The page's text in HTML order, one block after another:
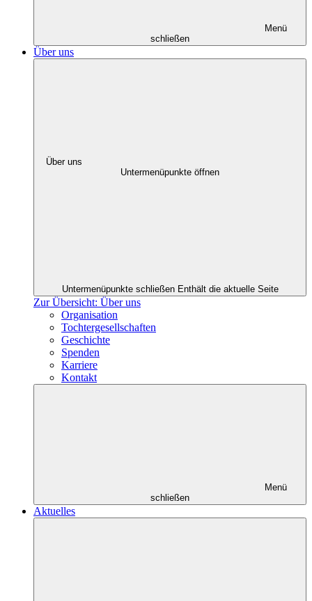
Menü
schließen
Über uns
Über uns
Untermenüpunkte öffnen
Untermenüpunkte schließen Enthält die aktuelle Seite
Zur Übersicht: Über uns
Organisation
Tochtergesellschaften
Geschichte
Spenden
Karriere
Kontakt
Menü
schließen
Aktuelles